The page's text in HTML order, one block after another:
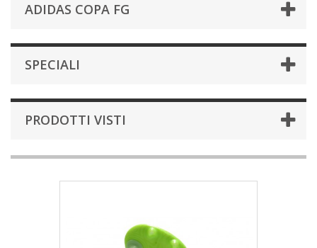
ADIDAS COPA FG
SPECIALI
PRODOTTI VISTI